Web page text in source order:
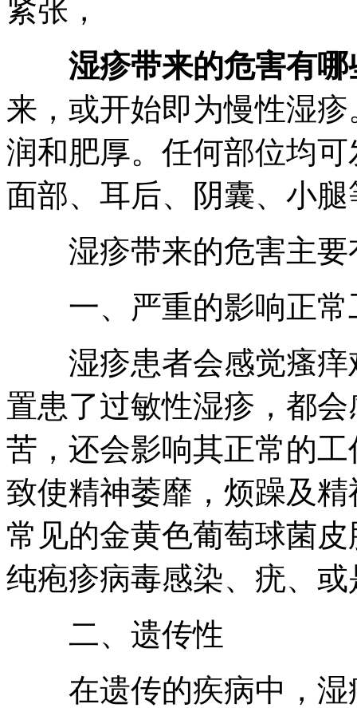
紧张，
湿疹带来的危害有哪
来，或开始即为慢性湿
润和肥厚。任何部位均
面部、耳后、阴囊、小
湿疹带来的危害主要
一、严重的影响正常
湿疹患者会感觉瘙痒
置患了过敏性湿疹，都
苦，还会影响其正常的
致使精神萎靡，烦躁及
常见的金黄色葡萄球菌
纯疱疹病毒感染、疣、
二、遗传性
在遗传的疾病中，湿